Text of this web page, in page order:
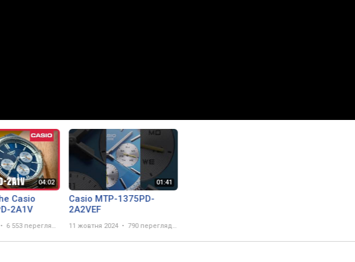
Casio
2A1V
6 553 перегляда
Casio MTP-1375PD-
2A2VEF
11 жовтня 2024 790 переглядів